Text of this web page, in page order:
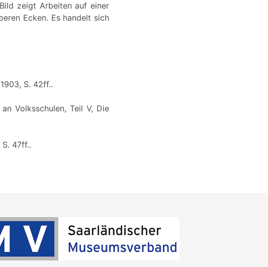
zeigt Arbeiten auf einer
Ecken. Es handelt sich
S. 42ff..
Volksschulen, Teil V, Die
47ff..